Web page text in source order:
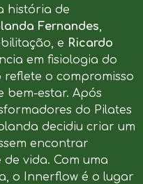
história de
Fernandes,
e Ricardo
em fisiologia do
reflete o compromisso
bem-estar. Após
do Pilates
decidiu criar um
encontrar
vida. Com uma
o Innerflow é o lugar